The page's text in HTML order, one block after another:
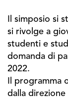
Il simposio si
si rivolge a
studenti e
domanda di
2022.
Il programma
dalla